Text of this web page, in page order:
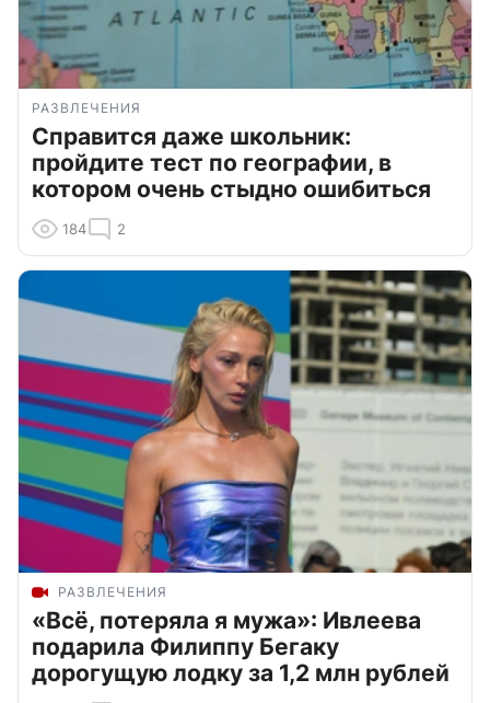
РАЗВЛЕЧЕНИЯ
Справится даже школьник:
пройдите тест по географии, в
котором очень стыдно ошибиться
184 2
РАЗВЛЕЧЕНИЯ
«Всё, потеряла я мужа»: Ивлеева
подарила Филиппу Бегаку
дорогущую лодку за 1,2 млн рублей